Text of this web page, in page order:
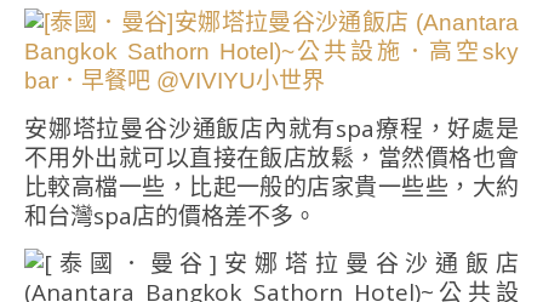
安娜塔拉曼谷沙通飯店內就有spa療程，好處是
不用外出就可以直接在飯店放鬆，當然價格也會
比較高檔一些，比起一般的店家貴一些些，大約
和台灣spa店的價格差不多。